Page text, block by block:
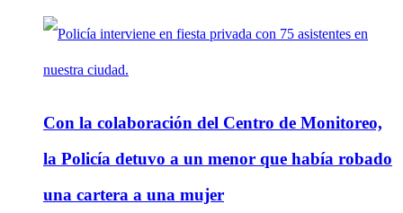
Con la colaboración del Centro de Monitoreo,
la Policía detuvo a un menor que había robado
una cartera a una mujer